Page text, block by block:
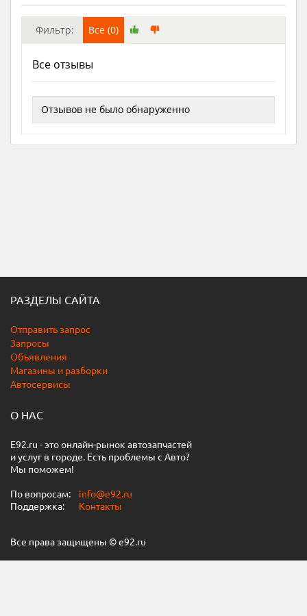
Фильтр: Все (0)
Все отзывы
Отзывов не было обнаруженно
РАЗДЕЛЫ САЙТА
Отправить запрос
Запросы
Объявления
Магазины и разборки
Автосервисы
О НАС
E92.ru - это онлайн-рынок автозапчастей
и услуг в городе. Есть проблемы с Авто?
Мы поможем!
По вопросам: info@e92.ru
Поддержка: Контакты
Все права защищены © e92.ru